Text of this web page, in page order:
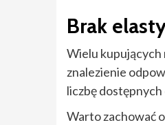
Brak
Wielu kupujących
znalezienie
liczbę dostępnych
Warto zachować